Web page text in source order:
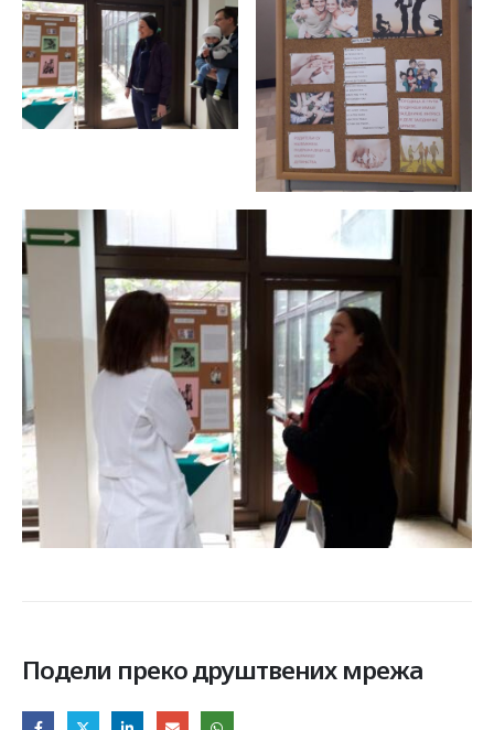
Подели преко друштвених мрежа